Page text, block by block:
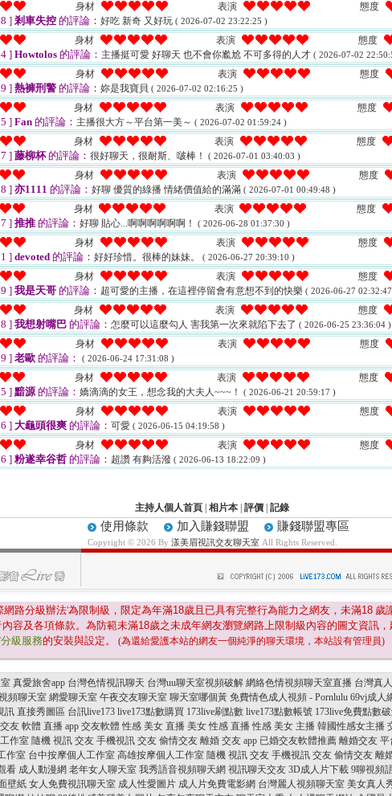
身材 表演 態度
]剎車失控 的評論： 好吃 新奇 又好玩 ( 2026-07-02 23:22:25 )
身材 表演 態度
]Howtolos 的評論： 主播挺可愛 好聊天 也不會你尷尬 不可多得的人才 ( 2026-07-02
身材 表演 態度
]熱褲刑警 的評論： 妳是我寶貝 ( 2026-07-02 02:16:25 )
身材 表演 態度
]Fan 的評論： 主播很大方～平台第一美～ ( 2026-07-02 01:59:24 )
身材 表演 態度
]藤柳杯的評論： 很好聊天，很耐斯、啵棒！ ( 2026-07-01 03:40:03 )
身材 表演 態度
]亦1111 的評論： 好聊 優質的綠播 情緒價值給的滿滿 ( 2026-07-01 00:49:48 )
身材 表演 態度
]推推 的評論： 好聊 貼心...啊啊啊啊啊啊！ ( 2026-06-28 01:37:30 )
身材 表演 態度
]devoted 的評論： 好好珍惜。很棒的妹妹。 ( 2026-06-27 20:39:10 )
身材 表演 態度
]我是天哥 的評論： 超可愛的主播，在這裡停留會有意想不到的快樂 ( 2026-06-27
身材 表演 態度
]我想射嘴巴 的評論： 怎麼可以這麼勾人 害我第一次來就陷下去了 ( 2026-06-25 23:36:04 )
身材 表演 態度
]老歐 的評論： ( 2026-06-24 17:31:08 )
身材 表演 態度
]黯源的評論： 嬌滴滴的女王，想念我的大夫人~~~！ ( 2026-06-21 20:59:17 )
身材 表演 態度
]大龜頭很爽 的評論： 可愛 ( 2026-06-15 04:19:58 )
身材 表演 態度
]粉遂幸谷哲 的評論： 超讚 有夠活潑 ( 2026-06-13 18:22:09 )
主持人個人首頁 相片本 評價 記錄
使用條款 加入賺錢聯盟 賺錢聯盟專區
Copyright © 2026 By 漾美眉視訊交友聊天室All Rights Reserved.
網路分級辦法'為限制級，限定為年滿18歲且已具有完整行為能力之網友，未滿18 歲
容及各項條款。為防範未滿18歲之未成年網友瀏覽網路上限制級內容的圖文資訊
級服務的安裝與設定。 (為還給愛護本站的網友一個純淨的聊天環境，本站設有管理員)
真愛旅舍app 台灣色情視訊聊天 台灣uu聊天室視頻破解 網絡色情視頻聊天室直播 台灣真
頻聊天室 網愛聊天室 午夜交友聊天室 聊天室哪個黃 免費情色成人視頻 - Pornlulu 69vj成人
訊 直接秀圖區 台訊live173 live173點數購買 173live刷點數 live173點數帳號 173live免費點數
交友 軟體 直播 app 交友軟體 性感 美女 直播 美女 性感 直播 性感 美女 主播 韓國性感女主播
作室 隨機 視訊 交友 手機視訊 交友 偷情交友 離婚 交友 app 已婚交友軟體推薦 離婚交友 平
作室 台中按摩個人工作室 高雄按摩個人工作室 隨機 視訊 交友 手機視訊 交友 偷情交友 離
看 成人動漫網 老年女人聊天室 我秀語音視頻聊天網 視訊聊天交友 3D成人片下載 9聊視頻
壁紙 女人免費視訊聊天室 成人性愛圖片 成人片免費電影網 台灣麗人視頻聊天室 美女真人